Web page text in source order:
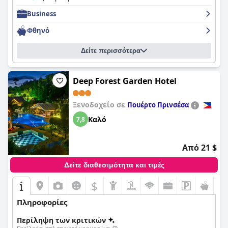
Business
Φθηνό
Δείτε περισσότερα
Deep Forest Garden Hotel
Ξενοδοχείο σε Πουέρτο Πρινσέσα
7,8 Καλό
Από 21 $
Δείτε διαθεσιμότητα και τιμές
$
Πληροφορίες
Περίληψη των κριτικών